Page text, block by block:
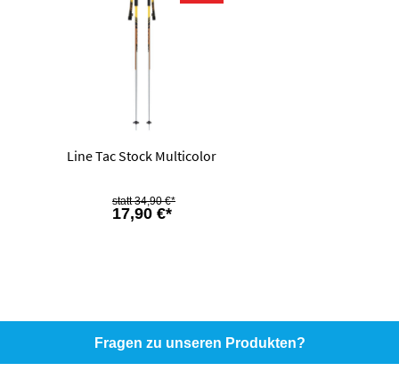
Line Tac Stock Multicolor
17,90 €*
34,90 €*
Fragen zu unseren Produkten?